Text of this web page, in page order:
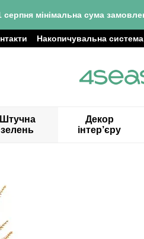
серпня мінімальна сума
Накопичувальна
Штучна
зелень
Декор
інтер’єру